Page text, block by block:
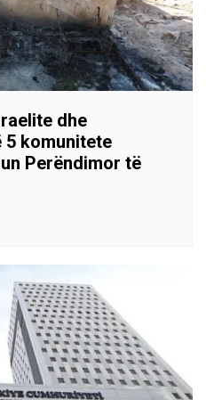
dhe
5 komunitete
Perëndimor të